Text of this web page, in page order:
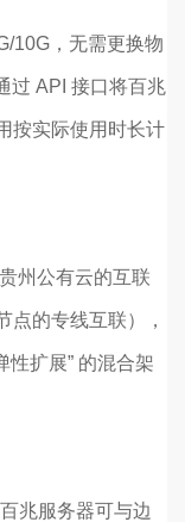
10G，无需更换物
过 API 接口将百兆
按实际使用时长计
州公有云的互联
点的专线互联），
性扩展” 的混合架
兆服务器可与边